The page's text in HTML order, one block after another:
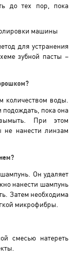
до тех пор, пока
машины
для устранения
зубной пасты –
количеством воды.
подождать, пока она
При этом
не нанести линзам
Он удаляет
нанести шампунь
Затем необходима
микрофибры.
смесью натереть